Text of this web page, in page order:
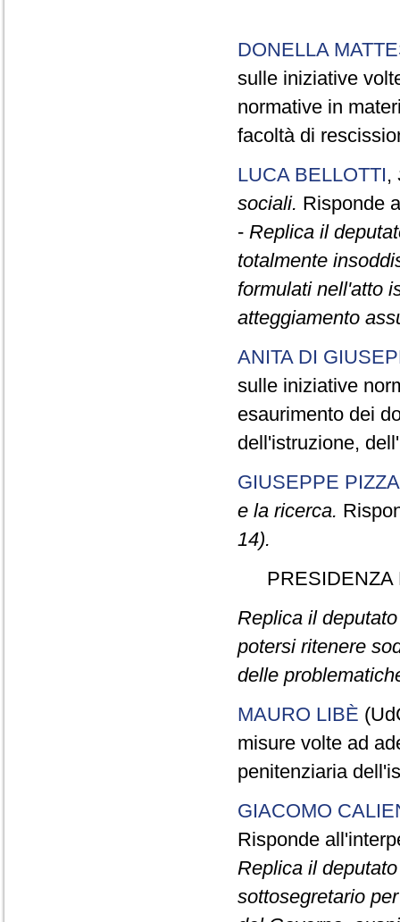
DONELLA
sulle iniziative
normative in
facoltà di
LUCA BELLOTTI,
sociali. Risponde
- Replica il
totalmente
formulati nell'atto
atteggiamento
ANITA DI
sulle iniziative
esaurimento dei
dell'istruzione,
GIUSEPPE PIZZA
e la ricerca.
14).
PRESIDENZA
Replica il
potersi ritenere
delle
MAURO LIBÈ
misure volte ad
penitenziaria
GIACOMO
Risponde
Replica il
sottosegretario